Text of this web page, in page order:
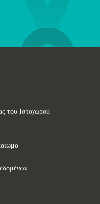
του Ιστοχώρου